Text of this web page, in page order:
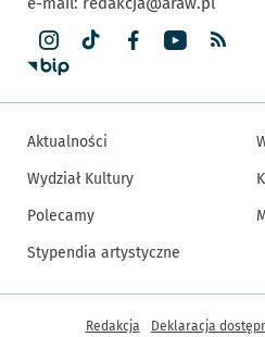
Aktualności
Wydział Kultury
Polecamy
Stypendia artystyczne
Inne informacje
Redakcja Deklaracja